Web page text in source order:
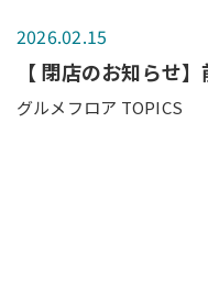
2026.02.15
【 閉店のお知らせ
グルメフロア TOPICS